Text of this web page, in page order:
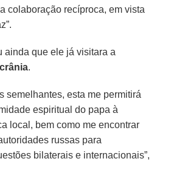
colaboração recíproca, em vista
ainda que ele já visitara a
.
semelhantes, esta me permitirá
espiritual do papa à
local, bem como me encontrar
russas para
bilaterais e internacionais”,